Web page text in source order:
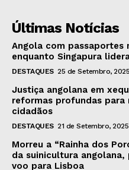
Últimas Notícias
Angola com passaportes
enquanto Singapura
DESTAQUES 25 de Setembro, 2025
Justiça angolana em
reformas profundas para
cidadãos
DESTAQUES 21 de Setembro, 2025
Morreu a “Rainha dos
da suinicultura
voo para Lisboa